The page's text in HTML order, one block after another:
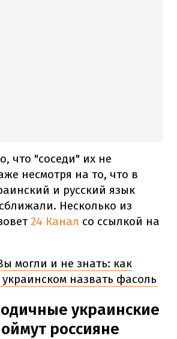
что "соседи" их не
несмотря на то, что в
и русский язык
Несколько из
24 Канал со ссылкой на
могли и не знать: как
назвать фасоль
украинские
россияне